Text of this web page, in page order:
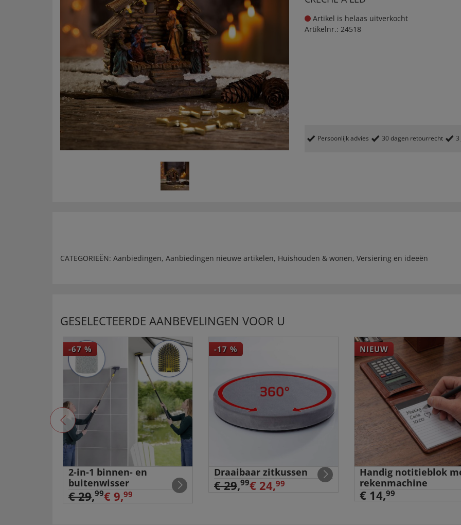
Artikel is helaas uitverkocht
Artikelnr.: 24518
Persoonlijk advies 30 dagen retourrecht 3
CATEGORIEËN: Aanbiedingen, Aanbiedingen nieuwe artikelen, Huishouden & wonen, Versiering en ideeën
GESELECTEERDE AANBEVELINGEN VOOR U
-67 %
2-in-1 binnen- en
buitenwisser
€ 29,99€ 9,99
-17 %
Draaibaar zitkussen
€ 29,99€ 24,99
NIEUW
Handig notitieblok
rekenmachine
€ 14,99